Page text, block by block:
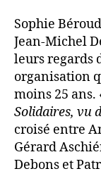
Sophie
Jean-Michel
leurs regards
organisation
moins 25 ans.
Solidaires, vu
croisé entre
Gérard
Debons et